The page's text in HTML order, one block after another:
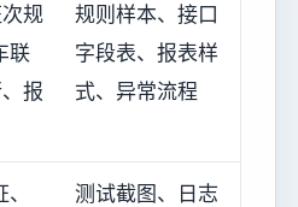
规
联
报
规则样本、接口
字段表、报表样
式、异常流程
测试截图、日志